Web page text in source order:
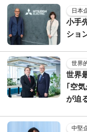
日本
小手
ショ
世界
世界
｢空
が迫
中堅